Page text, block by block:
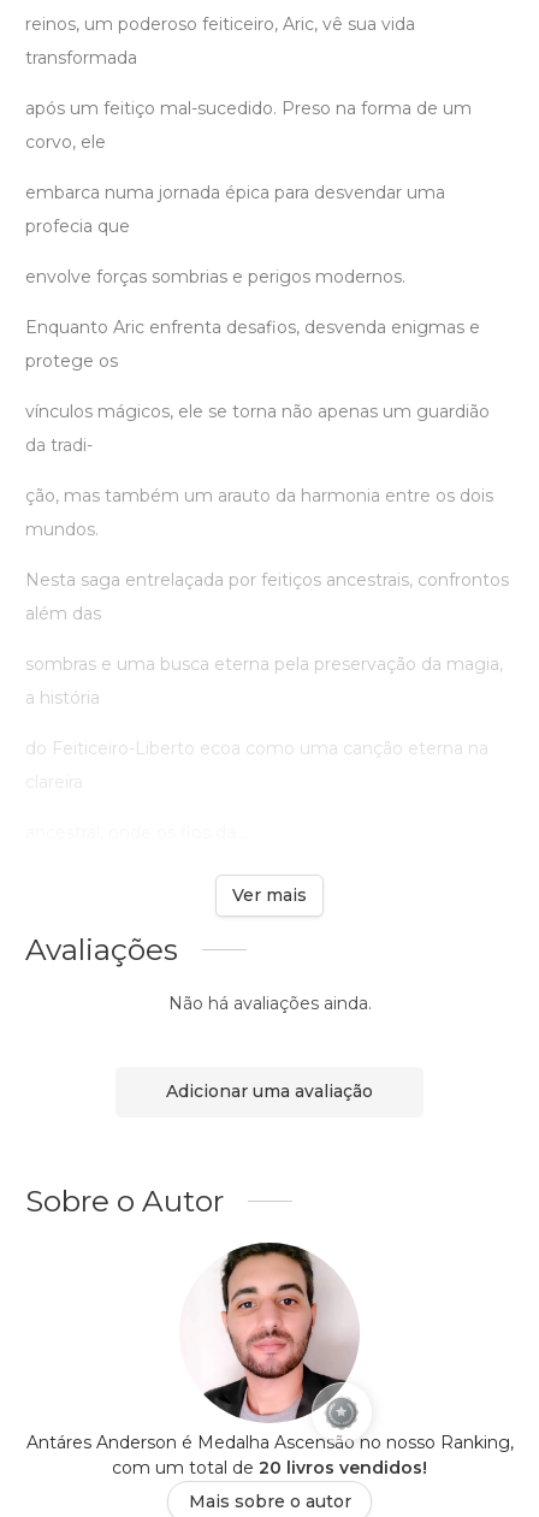
reinos, um poderoso feiticeiro, Aric, vê sua vida
transformada
após um feitiço mal-sucedido. Preso na forma de um
corvo, ele
embarca numa jornada épica para desvendar uma
profecia que
envolve forças sombrias e perigos modernos.
Enquanto Aric enfrenta desafios, desvenda enigmas e
protege os
vínculos mágicos, ele se torna não apenas um guardião
da tradi-
ção, mas também um arauto da harmonia entre os dois
mundos.
Nesta saga entrelaçada por feitiços ancestrais, confrontos
além das
sombras e uma busca eterna pela preservação da magia,
a história
do Feiticeiro-Liberto ecoa como uma canção eterna na
Ver mais
Avaliações
Não há avaliações ainda.
Adicionar uma avaliação
Sobre o Autor
Antáres Anderson é Medalha Ascensão no nosso Ranking,
com um total de 20 livros vendidos!
Mais sobre o autor